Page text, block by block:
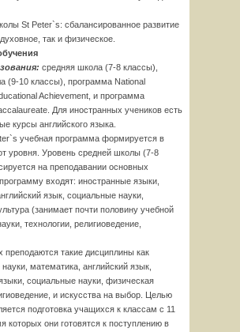
St Peter`s: сбалансированное развитие
так и физическое.
средняя школа (7-8 классы),
(9-10 классы), программа National
Achievement, и программа
Для иностранных учеников есть
курсы английского языка.
учебная программа формируется в
уровня. Уровень средней школы (7-8
на преподавании основных
входят: иностранные языки,
язык, социальные науки,
(занимает почти половину учебной
технологии, религиоведение,
преподаются такие дисциплины как
математика, английский язык,
социальные науки, физическая
и искусства на выбор. Целью
подготовка учащихся к классам с 11
которых они готовятся к поступлению в